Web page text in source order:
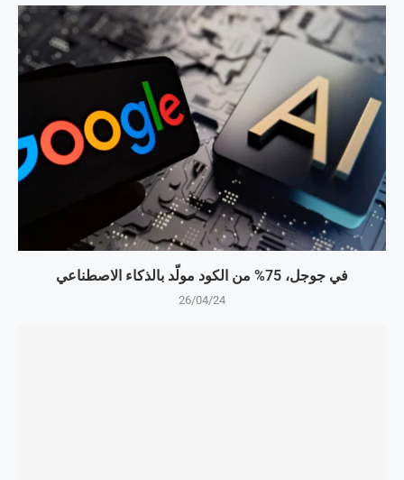
في جوجل، 75% من الكود مولّد بالذكاء الاصطناعي
26/04/24